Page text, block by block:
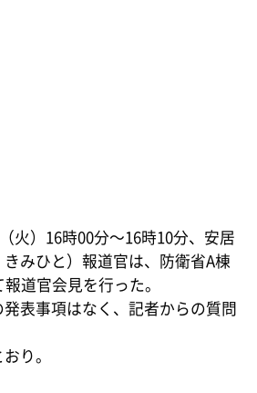
火）16時00分～16時10分、安居
みひと）報道官は、防衛省A棟
道官会見を行った。
表事項はなく、記者からの質問
り。